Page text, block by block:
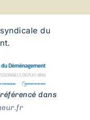
du
dans